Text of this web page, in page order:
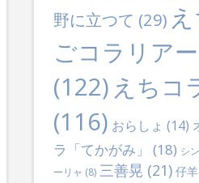
野に立つて (29)
ごコラリア
(122) えちコ
(116) おらしょ (14)
ラ「てかがみ」
(18) シ
ーリャ (8) 三善晃 (21) 仔